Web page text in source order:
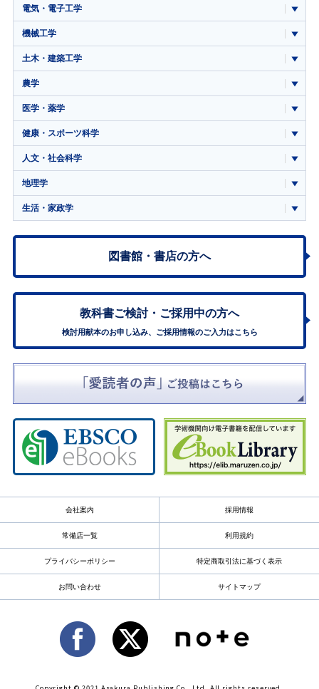
電気・電子工学
機械工学
土木・建築工学
農学
医学・薬学
健康・スポーツ科学
人文・社会科学
地理学
生活・家政学
図書館・書店の方へ
教科書ご検討・ ご採用中の方へ
検討用献本のお申し込み、ご採用情報のご入力はこちら
会社案内 採用情報
常備店一覧 利用規約
プライバシーポリシー 特定商取引法に基づく表示
お問い合わせ サイトマップ